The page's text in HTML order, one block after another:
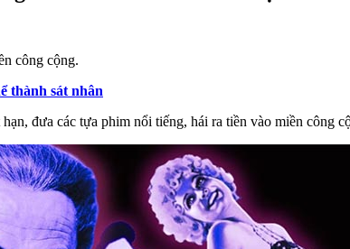
công cộng.
thành sát nhân
đưa các tựa phim nổi tiếng, hái ra tiền vào miền công